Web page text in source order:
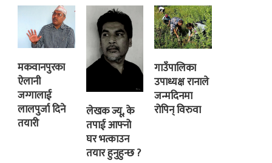
मकवानपुरका
ऐलानी
जग्गालाई
लालपुर्जा दिने
तयारी
लेखक ज्यू, के
तपाई आफ्नो
घर भत्काउन
तयार हुनुहुन्छ ?
गाउँपालिका
उपाध्यक्ष रानाले
जन्मदिनमा
रोपिन् विरुवा